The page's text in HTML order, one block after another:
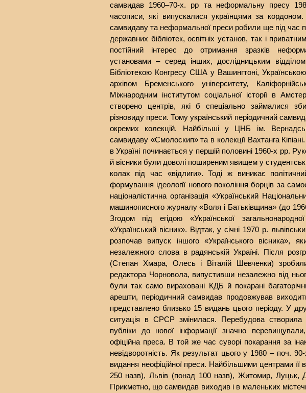
самвидав 1960–70-х. рр та неформальну пресу
часописи, які випускалися українцями за
самвидаву та неформальної преси робили ще під час
державних бібліотек, освітніх установ, так і
постійний інтерес до отримання зразків
установами – серед інших, дослідницьким
Бібліотекою Конгресу США у Вашингтоні,
архівом Бременського університету,
Міжнародним інститутом соціальної історії в
створено центрів, які б спеціально займалися
різновиду преси. Тому український періодичний
окремих колекцій. Найбільші у ЦНБ ім.
самвидаву «Смолоскип» та в колекції Вахтанга
в Україні починається у першій половині 1960-х рр.
й вісники були доволі поширеним явищем у
колах під час «відлиги». Тоді ж виникає
формування ідеології нового покоління борців за
націоналістична організація «Український
машинописного журналу «Воля і Батьківщина» (до
Згодом під егідою «Української
«Український вісник». Відтак, у січні 1970 р.
розпочав випуск іншого «Українського вісника»,
незалежного слова в радянській Україні. Після
(Степан Хмара, Олесь і Віталій Шевченки)
редактора Чорновола, випустивши незалежно від
були так само вираховані КДБ й покарані
арешти, періодичний самвидав продовжував
представлено близько 15 видань цього періоду. У
ситуація в СРСР змінилася. Перебудова
публіки до нової інформації значно
офіційна преса. В той же час суворі покарання за
невідворотність. Як результат цього у 1980 – поч.
видання неофіційної преси. Найбільшими центрами її
250 назв), Львів (понад 100 назв), Житомир, Луцьк,
Прикметно, що самвидав виходив і в маленьких